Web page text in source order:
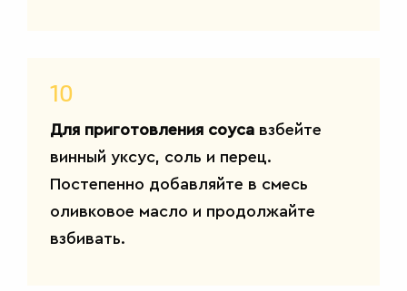
10
Для приготовления соуса взбейте
винный уксус, соль и перец.
Постепенно добавляйте в смесь
оливковое масло и продолжайте
взбивать.